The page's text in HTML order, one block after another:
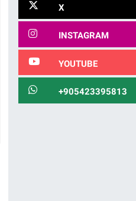
X
INSTAGRAM
YOUTUBE
+905423395813